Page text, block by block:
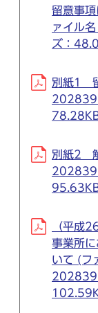
留意事
ァイル
ズ：
別紙1
別紙2
（平成
事業所
いて (フ